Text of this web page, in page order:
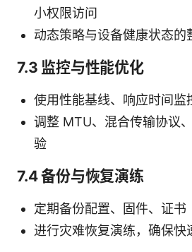
小权限访问
动态策略与设备健康状态的
7.3 监控与性能优化
使用性能基线、响应时间监
调整 MTU、混合传输协议
验
7.4 备份与恢复演练
定期备份配置、固件、证书
进行灾难恢复演练，确保快